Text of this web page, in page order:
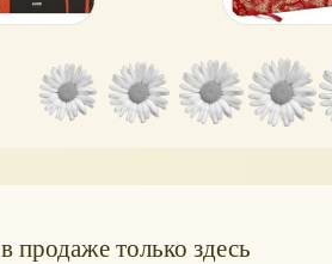
продаже только здесь